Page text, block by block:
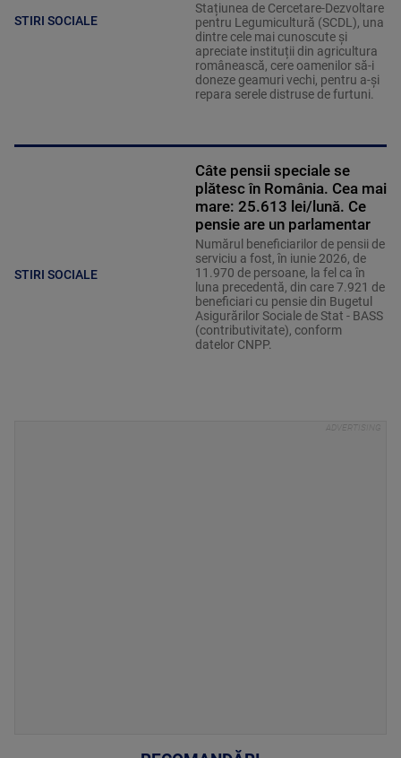
STIRI SOCIALE
Stațiunea de Cercetare-Dezvoltare
pentru Legumicultură (SCDL), una
dintre cele mai cunoscute și
apreciate instituții din agricultura
românească, cere oamenilor să-i
doneze geamuri vechi, pentru a-și
repara serele distruse de furtuni.
STIRI SOCIALE
Câte pensii speciale se
plătesc în România. Cea mai
mare: 25.613 lei/lună. Ce
pensie are un parlamentar
Numărul beneficiarilor de pensii de
serviciu a fost, în iunie 2026, de
11.970 de persoane, la fel ca în
luna precedentă, din care 7.921 de
beneficiari cu pensie din Bugetul
Asigurărilor Sociale de Stat - BASS
(contributivitate), conform
datelor CNPP.